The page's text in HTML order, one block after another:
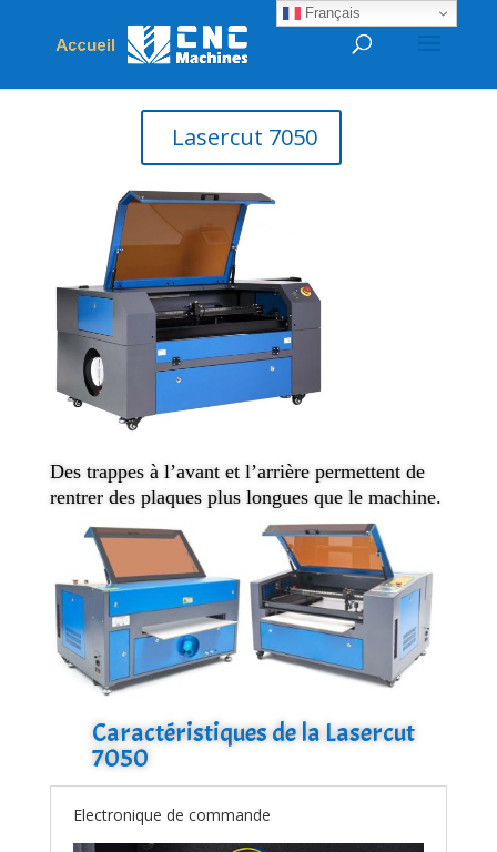
Lasercut 7050
Des trappes à l’avant et l’arrière permettent de
rentrer des plaques plus longues que le machine.
Caractéristiques de la Lasercut
7050
Electronique de commande
Français